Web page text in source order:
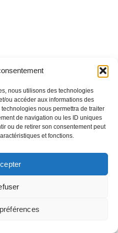
nous utilisons des technologies
ou accéder aux informations des
nous permettra de traiter
de navigation ou les ID uniques
ou de retirer son consentement peut
et fonctions.